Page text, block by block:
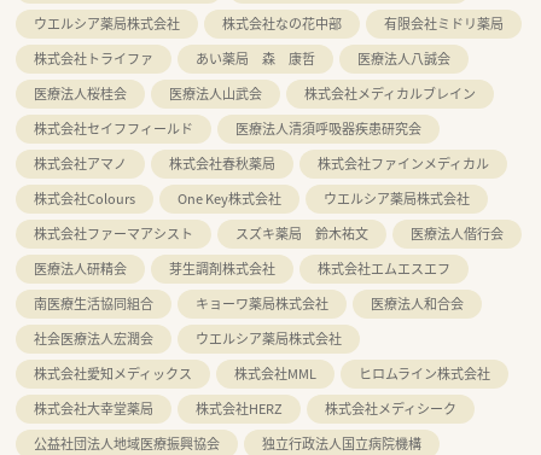
ウエルシア薬局株式会社
株式会社なの花中部
有限会社ミドリ薬局
株式会社トライファ
あい薬局 森 康哲
医療法人八誠会
医療法人桜桂会
医療法人山武会
株式会社メディカルブレイン
株式会社セイフフィールド
医療法人清須呼吸器疾患研究会
株式会社アマノ
株式会社春秋薬局
株式会社ファインメディカル
株式会社Colours
One Key株式会社
ウエルシア薬局株式会社
株式会社ファーマアシスト
スズキ薬局 鈴木祐文
医療法人偕行会
医療法人研精会
芽生調剤株式会社
株式会社エムエスエフ
南医療生活協同組合
キョーワ薬局株式会社
医療法人和合会
社会医療法人宏潤会
ウエルシア薬局株式会社
株式会社愛知メディックス
株式会社MML
ヒロムライン株式会社
株式会社大幸堂薬局
株式会社HERZ
株式会社メディシーク
公益社団法人地域医療振興協会
独立行政法人国立病院機構